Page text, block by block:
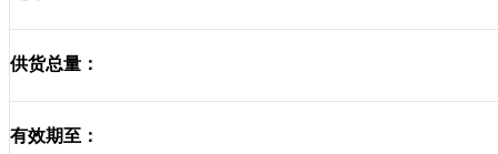
供货总量：
有效期至：